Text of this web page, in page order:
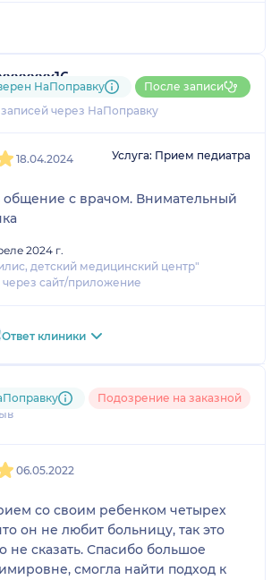
Очень внимательный,
и1 оценка
через НаПоправку
НаПоправку После записи
18.04.2024 Услуга: Прием педиатра
общение с врачом. Внимательный
2024 г.
детский медицинский центр"
сайт/приложение
Ответ клиники
Подозрение на заказной
06.05.2022
со своим ребенком четырех
он не любит больницу, так это
не сказать. Спасибо большое
смогла найти подход к